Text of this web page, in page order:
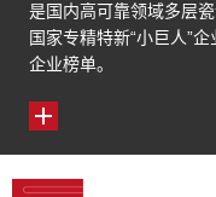
是国内高可靠领域多层
国家专精特新“小巨人”
企业榜单。